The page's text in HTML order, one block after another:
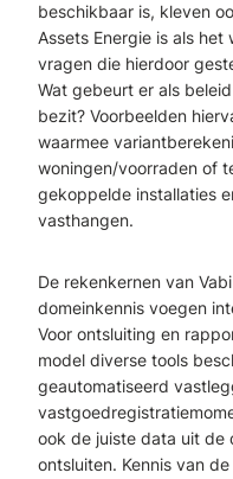
beschikbaar is, kleven
Assets Energie is als
vragen die hierdoor
Wat gebeurt er als
bezit? Voorbeelden
waarmee
woningen/voorraden of
gekoppelde installaties
vasthangen.
De rekenkernen van
domeinkennis voegen
Voor ontsluiting en
model diverse tools
geautomatiseerd
ook de juiste data uit de
ontsluiten. Kennis van